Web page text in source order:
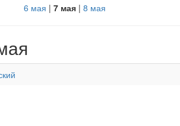
6 мая | 7 мая | 8 мая